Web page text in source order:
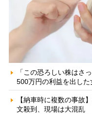
「この恐ろしい株はさ
500万円の利益を出した
【納車時に複数の事故
文殺到、現場は大混乱